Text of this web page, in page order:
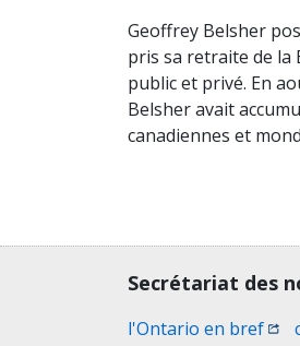
Geoffrey Belsher
pris sa retraite de la
public et privé. En
Belsher avait
canadiennes et
Contact, terms, legal
Secrétariat des
l'Ontario en bref